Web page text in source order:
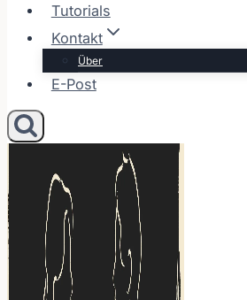
Tutorials
Kontakt
Über
E-Post